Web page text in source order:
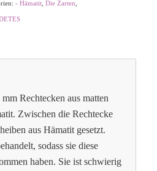
- Hämatit, Die Zarten
Rechtecken aus matten
Zwischen die Rechtecke
aus Hämatit gesetzt.
sodass sie diese
haben. Sie ist schwierig